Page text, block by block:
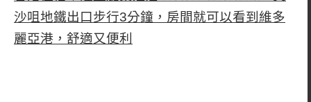
沙咀地鐵出口步行3分鐘，房間就可以看到維多
麗亞港，舒適又便利